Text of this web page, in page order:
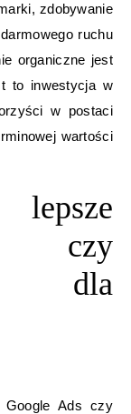
zdobywanie
ruchu
organiczne jest
to inwestycja w
w postaci
wartości
czy
dla
Ads czy